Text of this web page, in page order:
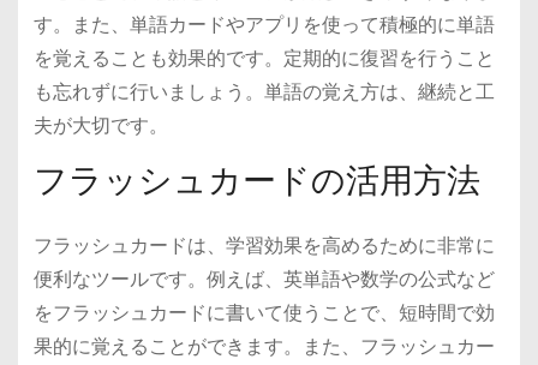
す。また、単語カードやアプリを使って積極的に単語
を覚えることも効果的です。定期的に復習を行うこと
も忘れずに行いましょう。単語の覚え方は、継続と工
夫が大切です。
フラッシュカードの活用方法
フラッシュカードは、学習効果を高めるために非常に
便利なツールです。例えば、英単語や数学の公式など
をフラッシュカードに書いて使うことで、短時間で効
果的に覚えることができます。また、フラッシュカー